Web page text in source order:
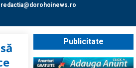
redactia@dorohoinews.ro
Publicitate